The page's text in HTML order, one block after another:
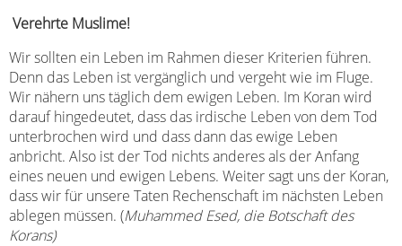
Verehrte Muslime!
Wir sollten ein Leben im Rahmen dieser Kriterien führen.
Denn das Leben ist vergänglich und vergeht wie im Fluge.
Wir nähern uns täglich dem ewigen Leben. Im Koran wird
darauf hingedeutet, dass das irdische Leben von dem Tod
unterbrochen wird und dass dann das ewige Leben
anbricht. Also ist der Tod nichts anderes als der Anfang
eines neuen und ewigen Lebens. Weiter sagt uns der Koran,
dass wir für unsere Taten Rechenschaft im nächsten Leben
ablegen müssen. (Muhammed Esed, die Botschaft des
Korans)